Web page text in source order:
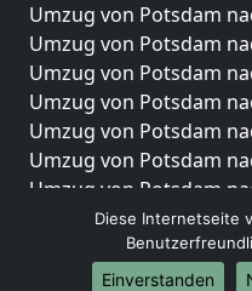
Umzug von Potsdam
Umzug von Potsdam
Umzug von Potsdam
Umzug von Potsdam
Umzug von Potsdam
Umzug von Potsdam
Umzug von Potsdam
Umzug von Potsdam
Umzug von Potsdam
Umzug von Potsdam
Diese Internetseite
Einverstanden